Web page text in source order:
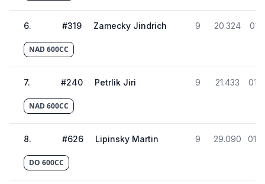
6. #319 Zamecky Jindrich 9 20.324
NAD 600CC
7. #240 Petrlik Jiri 9 21.433
NAD 600CC
8. #626 Lipinsky Martin 9 29.090
DO 600CC